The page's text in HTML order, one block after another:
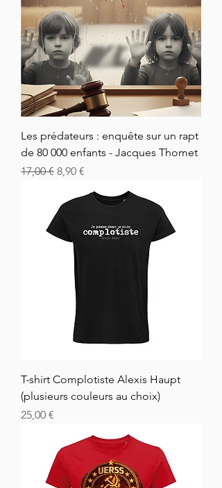
Les prédateurs : enquête sur un rapt
de 80 000 enfants - Jacques Thomet
Normaali hinta
17,00 € Alehinta
8,90 €
T-shirt Complotiste Alexis Haupt
(plusieurs couleurs au choix)
Hinta
25,00 €